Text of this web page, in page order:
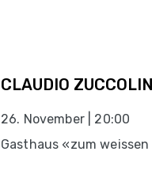
CLAUDIO
26. November | 20:00
Gasthaus «zum